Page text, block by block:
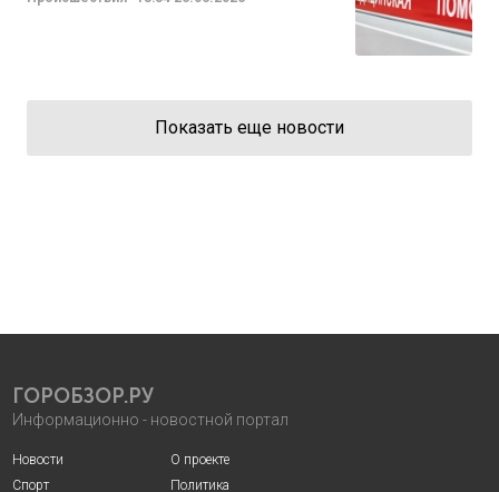
Показать еще новости
ГОРОБЗОР.РУ
Информационно - новостной портал
Новости
Спорт
О проекте
Политика